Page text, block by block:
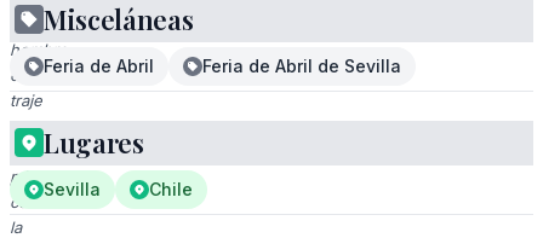
Un
hombre
en
traje
muestra
un
póster
con
la
Misceláneas
Feria de Abril Feria de Abril de Sevilla
Lugares
Sevilla Chile